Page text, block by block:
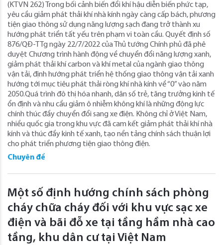
(KTVN 262) Trong bối cảnh biến đổi khí hậu diễn biến phức tạp,
yêu cầu giảm phát thải khí nhà kính ngày càng cấp bách, phương
tiện giao thông sử dụng năng lượng sạch đang trở thành xu
hướng phát triển tất yếu trên phạm vi toàn cầu. Quyết định số
876/QĐ-TTg ngày 22/7/2022 của Thủ tướng Chính phủ đã phê
duyệt Chương trình hành động về chuyển đổi năng lượng xanh,
giảm phát thải khí carbon và khí metal của ngành giao thông
vận tải, định hướng phát triển hệ thống giao thông vận tải xanh
hướng tới mục tiêu phát thải ròng khí nhà kính về “0” vào năm
2050.Quá trình đô thị hóa nhanh, dân số trẻ, tăng trưởng kinh tế
ổn định và nhu cầu giảm ô nhiễm không khí là những động lực
chính thúc đẩy chuyển đổi sang xe điện. Không chỉ ở Việt Nam,
nhiều quốc gia trong khu vực đã cam kết giảm phát thải khí nhà
kính và thúc đẩy kinh tế xanh, tạo nền tảng chính sách thuận lợi
cho phát triển phương tiện giao thông điện.
Chuyên đề
Một số định hướng chính sách phòng
cháy chữa cháy đối với khu vực sạc xe
điện và bãi đỗ xe tại tầng hầm nhà cao
tầng, khu dân cư tại Việt Nam